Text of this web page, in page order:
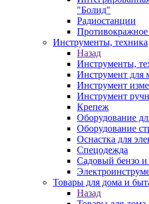
"Болид"
Радиостанции
Противокражное
Инструменты, техника
Назад
Инструменты,
Инструмент для
Инструмент
Инструмент
Крепеж
Оборудование
Оборудование
Оснастка для
Спецодежда
Садовый бензо и
Товары для дома и
Назад